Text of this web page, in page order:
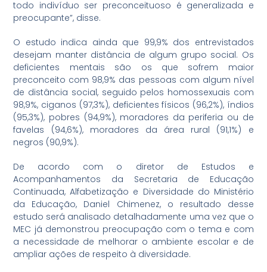
todo indivíduo ser preconceituoso é generalizada e
preocupante”, disse.
O estudo indica ainda que 99,9% dos entrevistados
desejam manter distância de algum grupo social. Os
deficientes mentais são os que sofrem maior
preconceito com 98,9% das pessoas com algum nível
de distância social, seguido pelos homossexuais com
98,9%, ciganos (97,3%), deficientes físicos (96,2%), índios
(95,3%), pobres (94,9%), moradores da periferia ou de
favelas (94,6%), moradores da área rural (91,1%) e
negros (90,9%).
De acordo com o diretor de Estudos e
Acompanhamentos da Secretaria de Educação
Continuada, Alfabetização e Diversidade do Ministério
da Educação, Daniel Chimenez, o resultado desse
estudo será analisado detalhadamente uma vez que o
MEC já demonstrou preocupação com o tema e com
a necessidade de melhorar o ambiente escolar e de
ampliar ações de respeito à diversidade.